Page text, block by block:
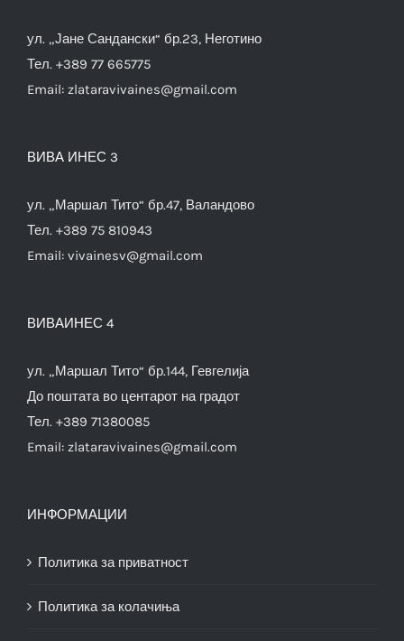
ул. „Јане Сандански“ бр.23, Неготино
Тел. +389 77 665775
Email: zlataravivaines@gmail.com
ВИВА ИНЕС 3
ул. „Маршал Тито“ бр.47, Валандово
Тел. +389 75 810943
Email: vivainesv@gmail.com
ВИВАИНЕС 4
ул. „Маршал Тито“ бр.144, Гевгелија
До поштата во центарот на градот
Тел. +389 71380085
Email: zlataravivaines@gmail.com
ИНФОРМАЦИИ
Политика за приватност
Политика за колачиња